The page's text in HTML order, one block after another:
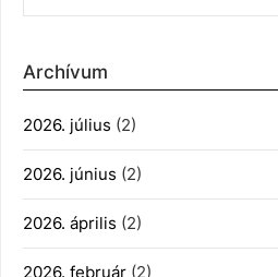
Archívum
2026. július (2)
2026. június (2)
2026. április (2)
2026. február (2)